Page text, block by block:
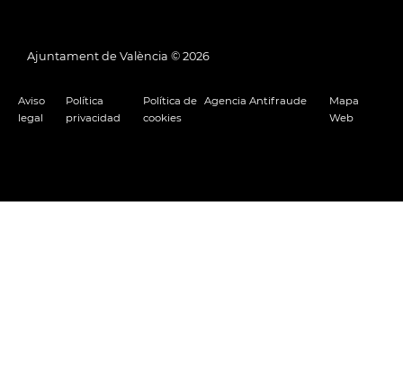
Ajuntament de València © 2026
Aviso
legal
Política
privacidad
Política de
cookies
Agencia Antifraude
Mapa
Web